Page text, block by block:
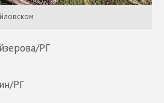
РГ
РГ